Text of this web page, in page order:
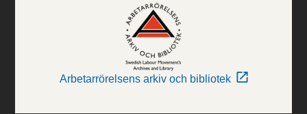
Arbetarrörelsens arkiv och bibliotek